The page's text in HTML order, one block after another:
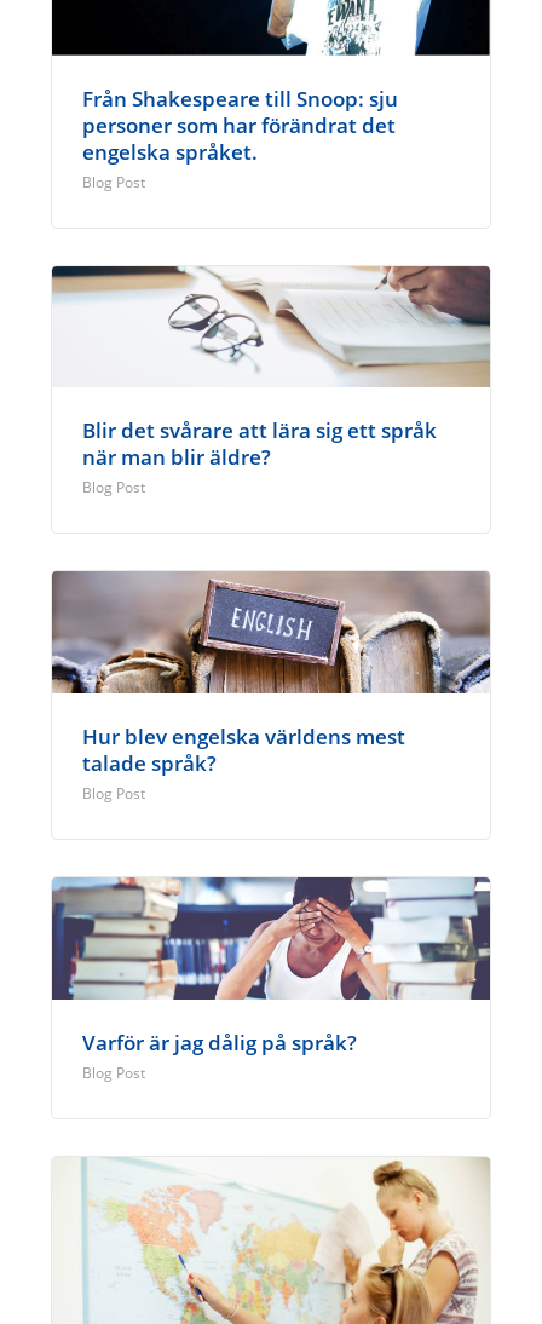
Från Shakespeare till Snoop: sju
personer som har förändrat det
engelska språket.
Blog Post
Blir det svårare att lära sig ett språk
när man blir äldre?
Blog Post
Hur blev engelska världens mest
talade språk?
Blog Post
Varför är jag dålig på språk?
Blog Post